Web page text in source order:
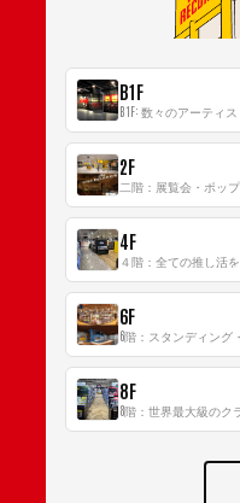
B1F
2F
4F
6F
8F